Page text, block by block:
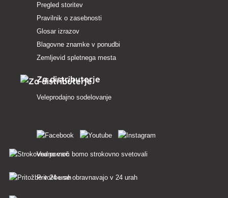
Pregled storitev
Pravilnik o zasebnosti
Glosar izrazov
Blagovne znamke v ponudbi
Zemljevid spletnega mesta
Za distributerje
Veleprodajno sodelovanje
Vedno vam bomo strokovno svetovali
Pritožbe se obravnavajo v 24 urah